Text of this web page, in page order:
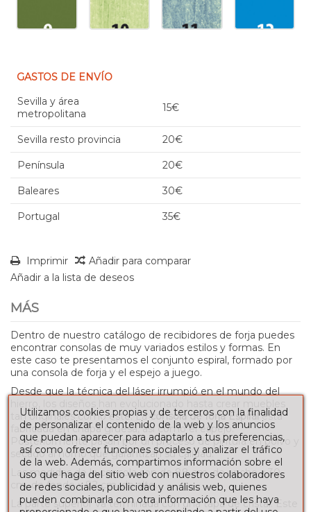
GASTOS DE ENVÍO
Sevilla y área
metropolitana
15€
Sevilla resto provincia 20€
Península 20€
Baleares 30€
Portugal 35€
Imprimir
Añadir para comparar
Añadir a la lista de deseos
MÁS
Dentro de nuestro catálogo de recibidores de forja puedes
encontrar consolas de muy variados estilos y formas. En
este caso te presentamos el conjunto espiral, formado por
una consola de forja y el espejo a juego.
Desde que la técnica del láser irrumpió en el mundo del
tan originales como este. La consola de forja Espiralestá
fabricada en chapa gruesa, así como el espejo.
Posteriormente pasan por un proceso de pintura en polvo y
secado al horno que garantizan su calidad.
Las medidas de la consola son de 88 cm. de ancho x 30
cm. de fondo x 82 cm. de alto.
La parte superior va terminada con una tapa de cristal. Este
Utilizamos cookies propias y de terceros con la finalidad
de personalizar el contenido de la web y los anuncios
que puedan aparecer para adaptarlo a tus preferencias,
así como ofrecer funciones sociales y analizar el tráfico
de la web. Además, compartimos información sobre el
uso que haga del sitio web con nuestros colaboradores
de redes sociales, publicidad y análisis web, quienes
pueden combinarla con otra información que les haya